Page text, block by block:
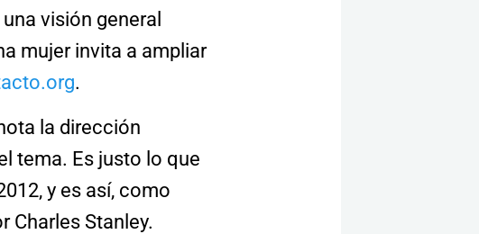
visión general
mujer invita a ampliar
.
la dirección
tema. Es justo lo que
y es así, como
Charles Stanley.